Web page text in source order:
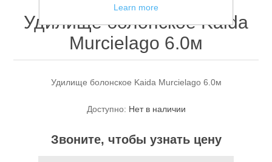
Спасательные средства
Удилище болонское Kaida
Murcielago 6.0м
Удилище болонское Kaida Murcielago 6.0м
Доступно: Нет в наличии
Звоните, чтобы узнать цену
Learn more